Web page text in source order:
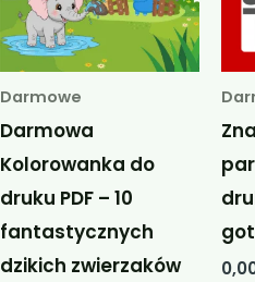
Darmowe
Darmowa
Kolorowanka do
druku PDF – 10
fantastycznych
dzikich zwierzaków